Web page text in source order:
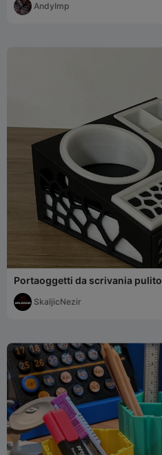
AndyImp
Portaoggetti da scrivania pulito
SkaljicNezir